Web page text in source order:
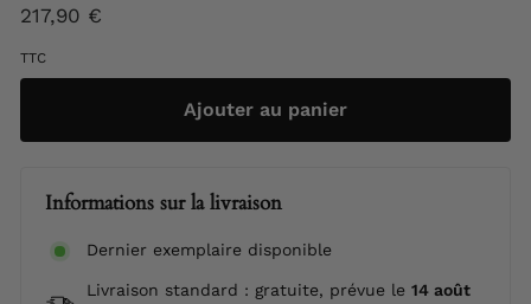
Prix
217,90 €
TTC
Ajouter au panier
Informations sur la livraison
Dernier exemplaire disponible
Livraison standard : gratuite, prévue le 14 août